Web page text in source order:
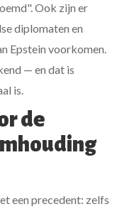
Ook zijn er
diplomaten en
Epstein voorkomen.
— en dat is
is.
de
een precedent: zelfs